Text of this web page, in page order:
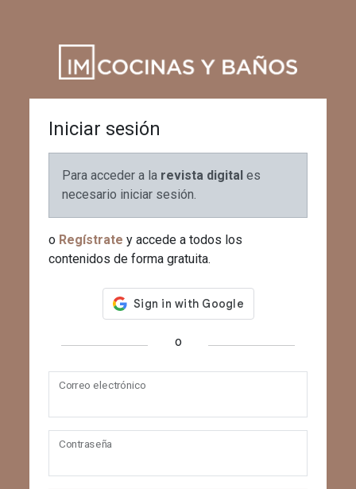
Iniciar sesión
Para acceder a la revista digital es
necesario iniciar sesión.
o Regístrate y accede a todos los
contenidos de forma gratuita.
o
Correo electrónico
Contraseña